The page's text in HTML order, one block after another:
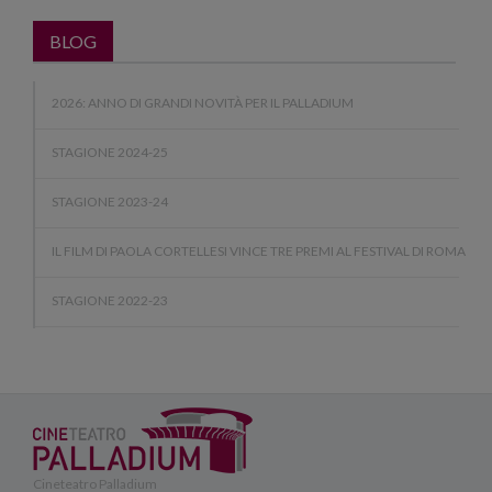
BLOG
2026: ANNO DI GRANDI NOVITÀ PER IL PALLADIUM
STAGIONE 2024-25
STAGIONE 2023-24
IL FILM DI PAOLA CORTELLESI VINCE TRE PREMI AL FESTIVAL DI ROMA
STAGIONE 2022-23
Cineteatro Palladium